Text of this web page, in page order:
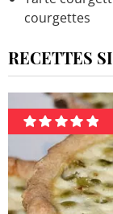
courgettes
RECETTES